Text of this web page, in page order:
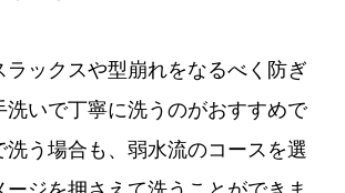
ラックスや型崩れをなるべく防ぎ
洗いで丁寧に洗うのがおすすめで
洗う場合も、弱水流のコースを選